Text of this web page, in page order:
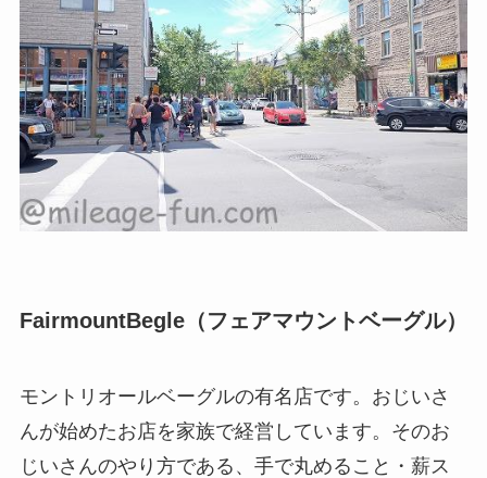
FairmountBegle（フェアマウントベーグル）
モントリオールベーグルの有名店です。おじいさ
んが始めたお店を家族で経営しています。そのお
じいさんのやり方である、手で丸めること・薪ス